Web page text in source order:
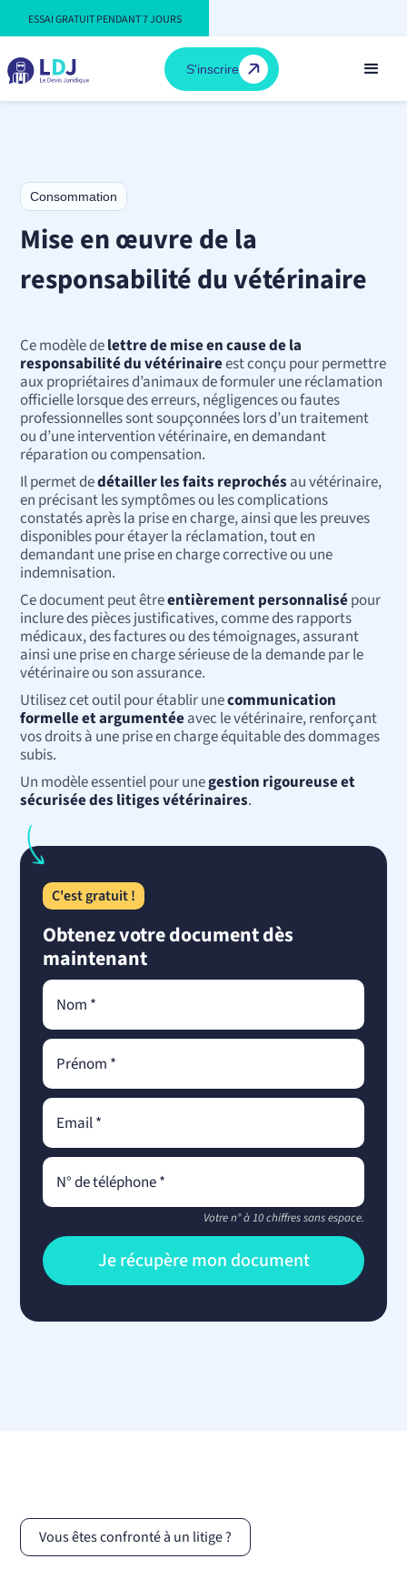
ESSAI GRATUIT PENDANT 7 JOURS
S'inscrire
Consommation
Mise en œuvre de la
responsabilité du vétérinaire
Ce modèle delettre de mise en cause de la
responsabilité du vétérinaireest conçu pour permettre
aux propriétaires d’animaux de formuler une réclamation
officielle lorsque des erreurs, négligences ou fautes
professionnelles sont soupçonnées lors d’un traitement
ou d’une intervention vétérinaire, en demandant
réparation ou compensation.
Il permet dedétailler les faits reprochés au vétérinaire,
en précisant les symptômes ou les complications
constatés après la prise en charge, ainsi que les preuves
disponibles pour étayer la réclamation, tout en
demandant une prise en charge corrective ou une
indemnisation.
Ce document peut êtreentièrement personnalisépour
inclure des pièces justificatives, comme des rapports
médicaux, des factures ou des témoignages, assurant
ainsi une prise en charge sérieuse de la demande par le
vétérinaire ou son assurance.
Utilisez cet outil pour établir unecommunication
formelle et argumentéeavec le vétérinaire, renforçant
vos droits à une prise en charge équitable des dommages
subis.
Un modèle essentiel pour unegestion rigoureuse et
sécurisée des litiges vétérinaires.
C'est gratuit !
Obtenez votre document dès
maintenant
Votre n° à 10 chiffres sans espace.
Vous êtes confronté à un litige ?